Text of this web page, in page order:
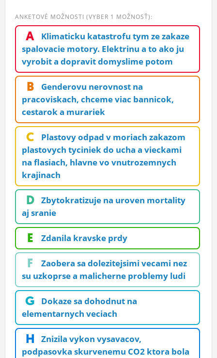
BLOGY
OBRÁZKY
ĽUDIA
MÔJ PROFIL
NASTAVENIA
ROLETA
ANKETOVÉ MOŽNOSTI (VYBER 1 MOŽNOSŤ):
A
Klimaticku katastrofu tym ze zakaze
spalovacie motory. Elektrinu a to ako ju
vyrobit a dopravit domyslime potom
B
Genderovu nerovnost na
pracoviskach, chceme viac bannicok,
cestarok a murariek
C
Plastovy odpad v moriach zakazom
plastovych tyciniek do ucha a vieckami
na flasiach, hlavne vo vnutrozemnych
krajinach
D
Zbytokratizuje na uroven mortality
aj sranie
E Zdanila kravske prdy
F
Zaobera sa dolezitejsimi vecami nez
su uzkoprse a malicherne problemy ludi
G
Dokaze sa dohodnut na
elementarnych veciach
H
Znizila vykon vysavacov,
podpasovka skurvenemu CO2 ktora bola